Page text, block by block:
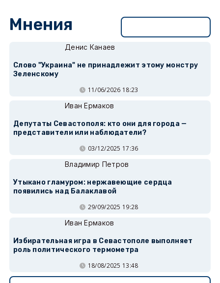
Мнения
Денис Канаев
Слово "Украина" не принадлежит этому монстру
Зеленскому
11/06/2026 18:23
Иван Ермаков
Депутаты Севастополя: кто они для города —
представители или наблюдатели?
03/12/2025 17:36
Владимир Петров
Утыкано гламуром: нержавеющие сердца
появились над Балаклавой
29/09/2025 19:28
Иван Ермаков
Избирательная игра в Севастополе выполняет
роль политического термометра
18/08/2025 13:48